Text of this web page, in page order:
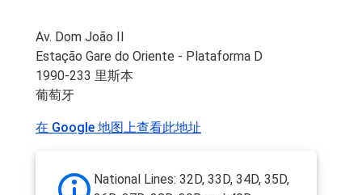
Av. Dom João II
Estação Gare do Oriente - Plataforma D
1990-233 里斯本
葡萄牙
在 Google 地图上查看此地址
National Lines: 32D, 33D, 34D, 35D,